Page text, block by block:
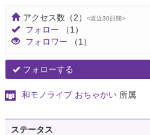
アクセス数 （2） <直近30日間>
フォロー
（1）
フォロワー
（1）
フォローする
和モノライブ おちゃかい 所属
ステータス